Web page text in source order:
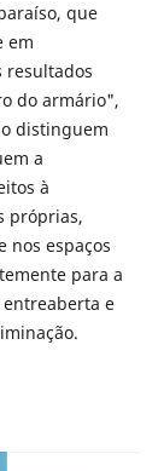
que
em
resultados
do armário",
distinguem
a
à
próprias,
nos espaços
para a
e